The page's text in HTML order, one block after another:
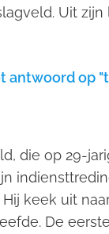
Uit
antwoord op
die op 29-
keek uit
De